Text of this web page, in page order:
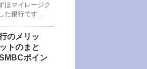
ほマイレージク
た銀行です …
のメリッ
トのまと
ポイン